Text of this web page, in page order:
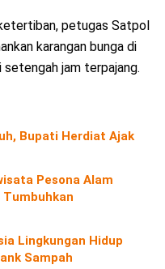
petugas Satpol
karangan bunga di
jam terpajang.
Bupati Herdiat Ajak
Pesona Alam
Tumbuhkan
Lingkungan Hidup
Sampah